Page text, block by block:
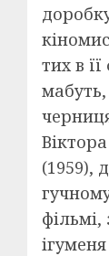
тих в
(1959),
ігуменя